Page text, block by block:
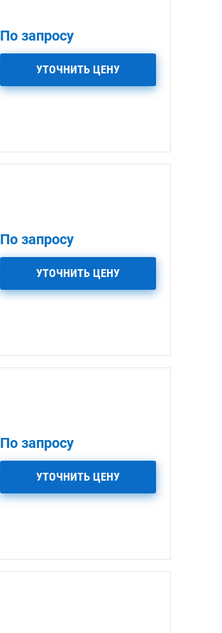
По запросу
УТОЧНИТЬ ЦЕНУ
По запросу
УТОЧНИТЬ ЦЕНУ
По запросу
УТОЧНИТЬ ЦЕНУ